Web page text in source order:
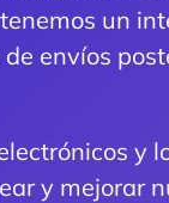
un
envíos
y mejorar